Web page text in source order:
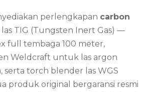
perlengkapan carbon
las TIG (Tungsten Inert Gas) —
full tembaga 100 meter,
Weldcraft untuk las argon
serta torch blender las WGS
produk original bergaransi resmi